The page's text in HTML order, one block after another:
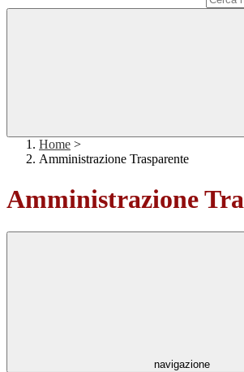
Home >
Amministrazione Trasparente
Amministrazione
navigazione